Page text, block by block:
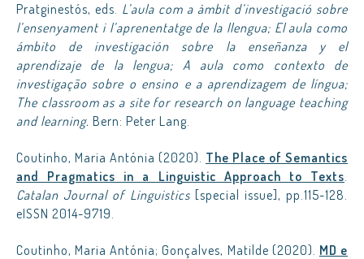
Pratginestós, eds. L’aula com a àmbit d’investigació sobre
l’ensenyament i l’aprenentatge de la llengua; El aula como
ámbito de investigación sobre la enseñanza y el
aprendizaje de la lengua; A aula como contexto de
investigação sobre o ensino e a aprendizagem de língua;
The classroom as a site for research on language teaching
and learning. Bern: Peter Lang.
Coutinho, Maria Antónia (2020). The Place of Semantics
and Pragmatics in a Linguistic Approach to Texts.
Catalan Journal of Linguistics[special issue], pp.115-128.
eISSN 2014-9719.
Coutinho, Maria Antónia; Gonçalves, Matilde (2020). MD e